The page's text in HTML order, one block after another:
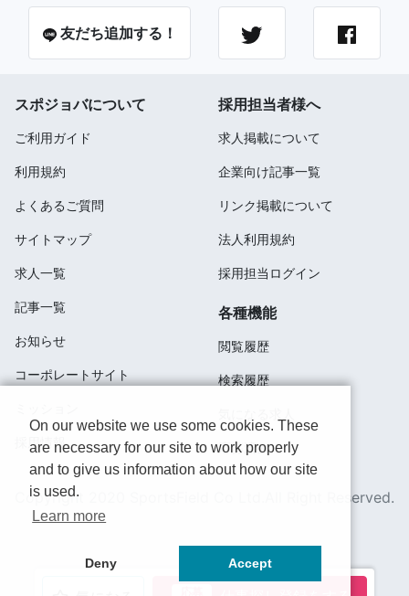
友だち追加する！
スポジョバについて
ご利用ガイド
利用規約
よくあるご質問
サイトマップ
求人一覧
記事一覧
お知らせ
コーポレートサイト
採用情報
採用担当者様へ
求人掲載について
企業向け記事一覧
リンク掲載について
法人利用規約
採用担当ログイン
各種機能
閲覧履歴
検索履歴
応募済み
Copyright 2020 SportsField Co Ltd.All Right Reserved.
On our website we use some cookies. These
are necessary for our site to work properly
and to give us information about how our site
is used.
Learn more
Deny Accept